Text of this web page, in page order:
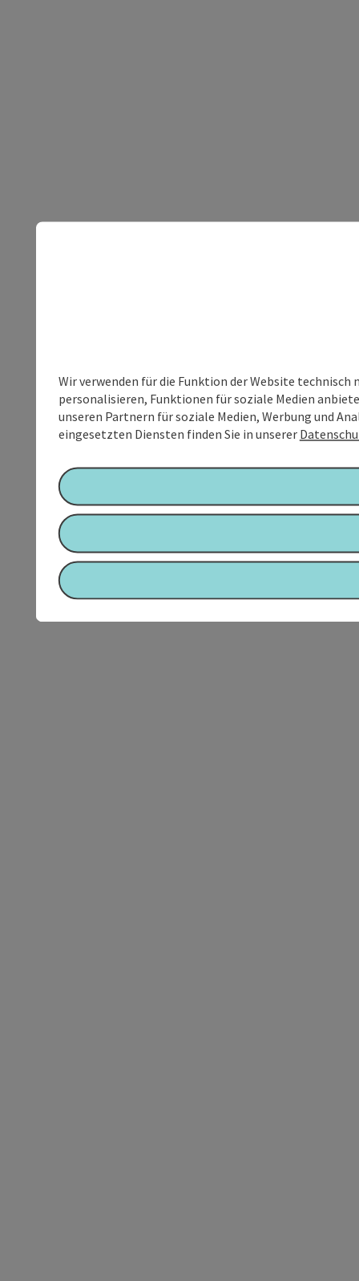
Wir verwenden für die Funktion der Website
personalisieren, Funktionen für soziale Medien
unseren Partnern für soziale Medien, Werbung und
eingesetzten Diensten finden Sie in unserer